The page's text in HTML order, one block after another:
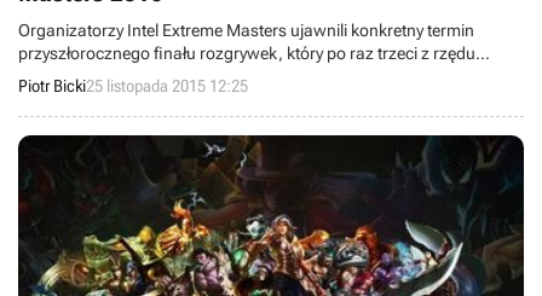
Organizatorzy Intel Extreme Masters ujawnili konkretny termin
przyszłorocznego finału rozgrywek, który po raz trzeci z rzędu
odbędzie się w katowickim Spodku. Zmagania najlepszych
zawodowych graczy na świecie będzie można obserwować w
dniach 4-8 marca.
Piotr Bicki25 listopada 2015 12:25